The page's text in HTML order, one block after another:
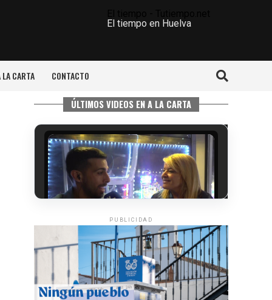
El tiempo en Huelva
LA CARTA CONTACTO
ÚLTIMOS VIDEOS EN A LA CARTA
5º DÍA DE LAS FIESTAS COLOMBINAS
2026
·Huelvatv
PUBLICIDAD